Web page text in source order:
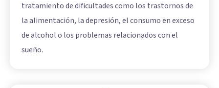
tratamiento de dificultades como los trastornos de
la alimentación, la depresión, el consumo en exceso
de alcohol o los problemas relacionados con el
sueño.